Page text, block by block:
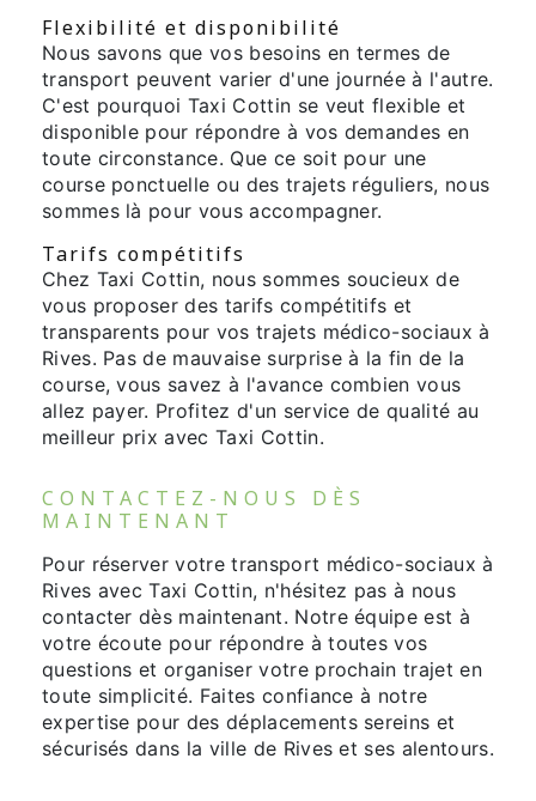
Flexibilité et disponibilité
Nous savons que vos besoins en termes de
transport peuvent varier d'une journée à l'autre.
C'est pourquoi Taxi Cottin se veut flexible et
disponible pour répondre à vos demandes en
toute circonstance. Que ce soit pour une
course ponctuelle ou des trajets réguliers, nous
sommes là pour vous accompagner.
Tarifs compétitifs
Chez Taxi Cottin, nous sommes soucieux de
vous proposer des tarifs compétitifs et
transparents pour vos trajets médico-sociaux à
Rives. Pas de mauvaise surprise à la fin de la
course, vous savez à l'avance combien vous
allez payer. Profitez d'un service de qualité au
meilleur prix avec Taxi Cottin.
CONTACTEZ-NOUS DÈS
MAINTENANT
Pour réserver votre transport médico-sociaux à
Rives avec Taxi Cottin, n'hésitez pas à nous
contacter dès maintenant. Notre équipe est à
votre écoute pour répondre à toutes vos
questions et organiser votre prochain trajet en
toute simplicité. Faites confiance à notre
expertise pour des déplacements sereins et
sécurisés dans la ville de Rives et ses alentours.